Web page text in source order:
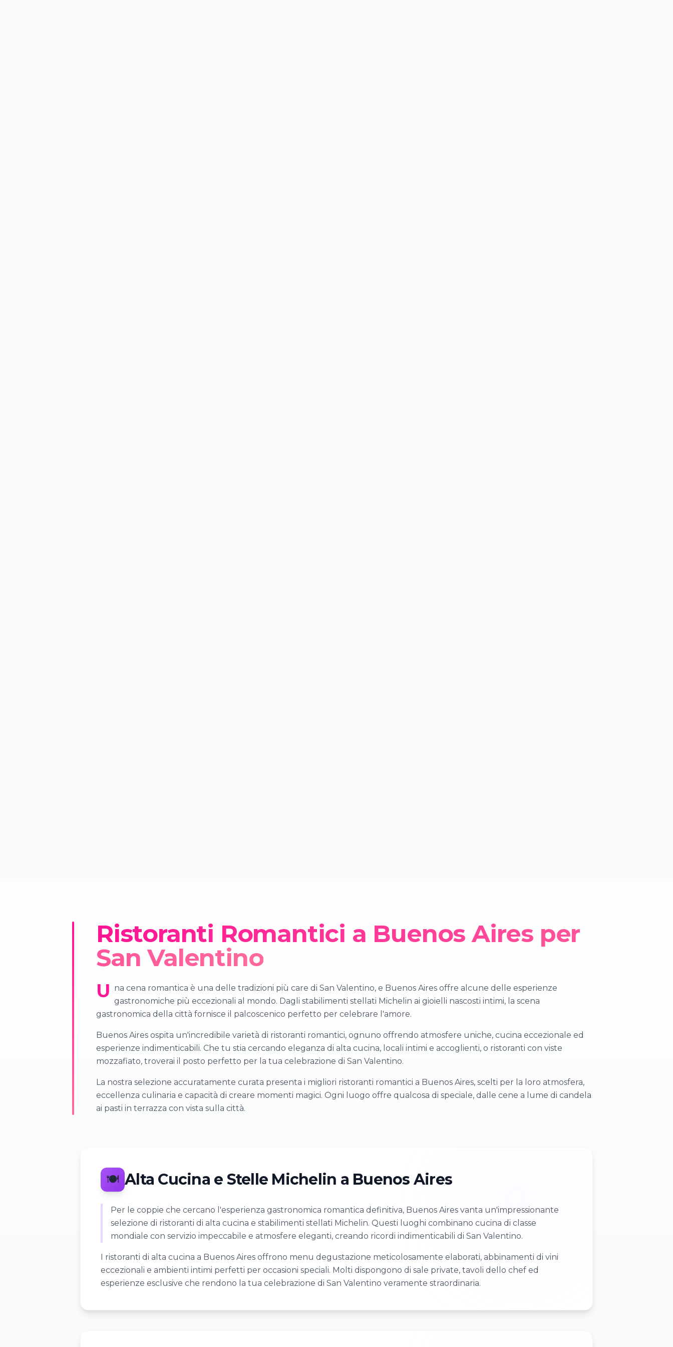
Ristoranti Romantici a Buenos Aires per
San Valentino
U na cena romantica è una delle tradizioni più care di San Valentino, e Buenos Aires offre alcune delle esperienze
gastronomiche più eccezionali al mondo. Dagli stabilimenti stellati Michelin ai gioielli nascosti intimi, la scena
gastronomica della città fornisce il palcoscenico perfetto per celebrare l'amore.
Buenos Aires ospita un'incredibile varietà di ristoranti romantici, ognuno offrendo atmosfere uniche, cucina eccezionale ed
esperienze indimenticabili. Che tu stia cercando eleganza di alta cucina, locali intimi e accoglienti, o ristoranti con viste
mozzafiato, troverai il posto perfetto per la tua celebrazione di San Valentino.
La nostra selezione accuratamente curata presenta i migliori ristoranti romantici a Buenos Aires, scelti per la loro atmosfera,
eccellenza culinaria e capacità di creare momenti magici. Ogni luogo offre qualcosa di speciale, dalle cene a lume di candela
ai pasti in terrazza con vista sulla città.
🍽️ Alta Cucina e Stelle Michelin a Buenos Aires
Per le coppie che cercano l'esperienza gastronomica romantica definitiva, Buenos Aires vanta un'impressionante
selezione di ristoranti di alta cucina e stabilimenti stellati Michelin. Questi luoghi combinano cucina di classe
mondiale con servizio impeccabile e atmosfere eleganti, creando ricordi indimenticabili di San Valentino.
I ristoranti di alta cucina a Buenos Aires offrono menu degustazione meticolosamente elaborati, abbinamenti di vini
eccezionali e ambienti intimi perfetti per occasioni speciali. Molti dispongono di sale private, tavoli dello chef ed
esperienze esclusive che rendono la tua celebrazione di San Valentino veramente straordinaria.